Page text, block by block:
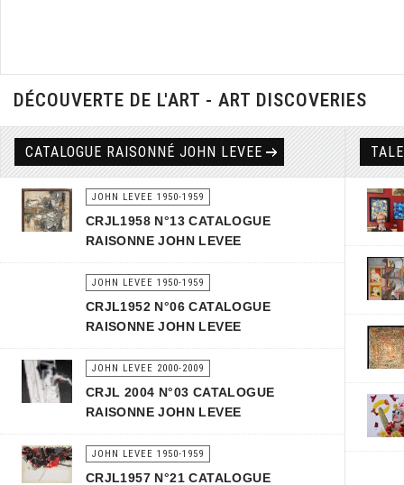
DÉCOUVERTE DE L'ART - ART DISCOVERIES
CATALOGUE RAISONNÉ JOHN LEVEE
JOHN LEVEE 1950-1959
CRJL1958 N°13 CATALOGUE
RAISONNE JOHN LEVEE
JOHN LEVEE 1950-1959
CRJL1952 N°06 CATALOGUE
RAISONNE JOHN LEVEE
JOHN LEVEE 2000-2009
CRJL 2004 N°03 CATALOGUE
RAISONNE JOHN LEVEE
JOHN LEVEE 1950-1959
CRJL1957 N°21 CATALOGUE